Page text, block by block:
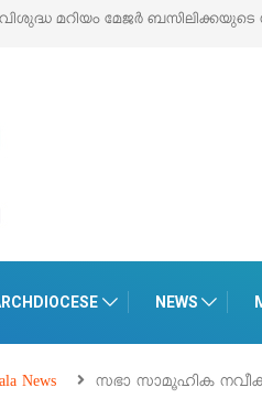
സമർപ്പണ തിരുനാൾ
NEWS
News സഭാ സാമൂഹിക